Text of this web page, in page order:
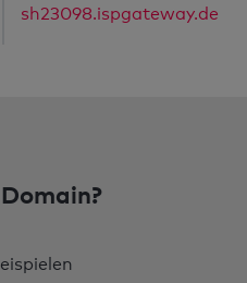
sh23098.ispgateway.de